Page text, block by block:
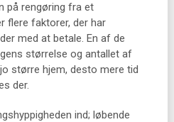
på rengøring fra et
flere faktorer, der har
med at betale. En af de
størrelse og antallet af
større hjem, desto mere tid
der.
ind; løbende